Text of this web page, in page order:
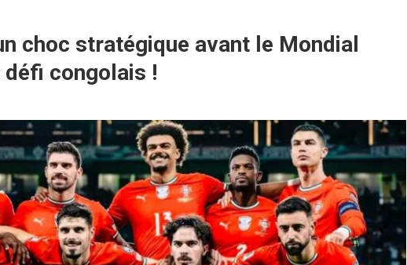
choc stratégique avant le Mondial
congolais !